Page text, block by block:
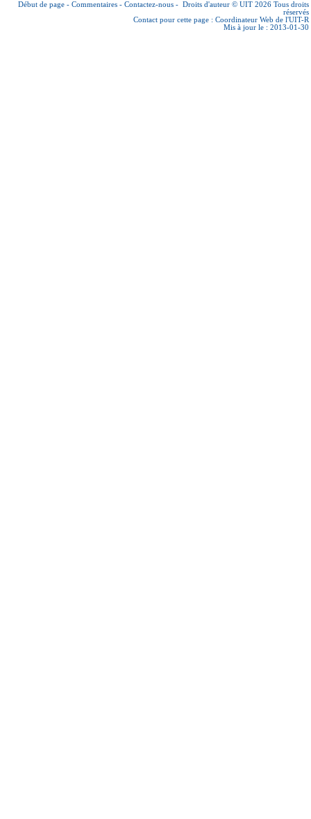
Début de page - Commentaires - Contactez-nous - Droits d'auteur © UIT 2026 Tous droits
réservés
Contact pour cette page : Coordinateur Web de l'UIT-R
Mis à jour le : 2013-01-30